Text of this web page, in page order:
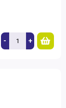
- +